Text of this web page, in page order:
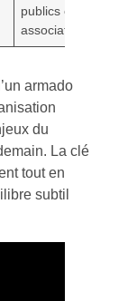
publics et
associatifs
armado
du
La clé
tout en
subtil